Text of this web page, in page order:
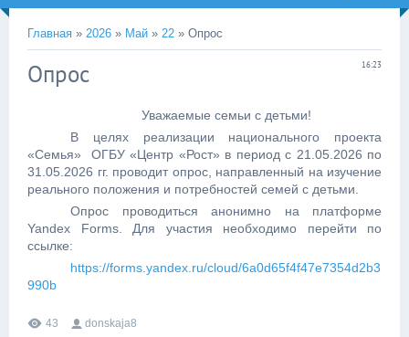
Главная » 2026 » Май » 22 » Опрос
16:23
Опрос
Уважаемые семьи с детьми!
В целях реализации национального проекта
«Семья» ОГБУ «Центр «Рост» в период с 21.05.2026 по
31.05.2026 гг. проводит опрос, направленный на изучение
реального положения и потребностей семей с детьми.
Опрос проводиться анонимно на платформе
Yandex
Forms. Для участия необходимо перейти по
ссылке:
https://forms.yandex.ru/cloud/6a0d65f4f47e7354d2b3
990b
43 donskaja8